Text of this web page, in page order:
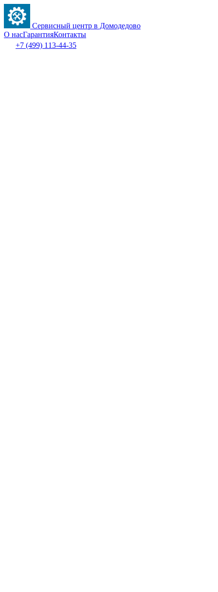
Сервисный центр в Домодедово
О насГарантияКонтакты
+7 (499) 113-44-35